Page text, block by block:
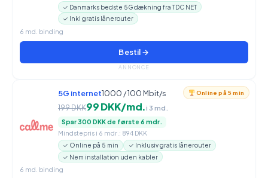
✓ Danmarks bedste 5G dækning fra TDC NET
✓ Inkl gratis lånerouter
6 md. binding
Bestil →
ANNONCE
Online på 5 min
5G internet1000 / 100 Mbit/s
199 DKK99 DKK/md.i 3 md.
Spar 300 DKK de første 6 mdr.
Mindstepris i 6 mdr.: 894 DKK
✓ Online på 5 min
✓ Inklusiv gratis lånerouter
✓ Nem installation uden kabler
6 md. binding